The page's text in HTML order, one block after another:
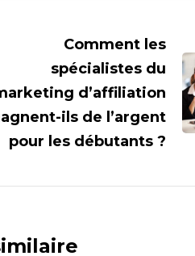
Comment les
spécialistes du
d’affiliation
ils de l’argent
pour les débutants ?